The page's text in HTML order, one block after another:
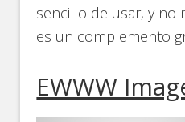
sencillo de usar, y no
es un complemento
EWWW